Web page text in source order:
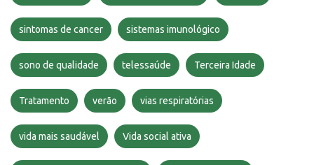
sintomas de cancer sistemas imunológico
sono de qualidade telessaúde Terceira Idade
Tratamento verão vias respiratórias
vida mais saudável Vida social ativa